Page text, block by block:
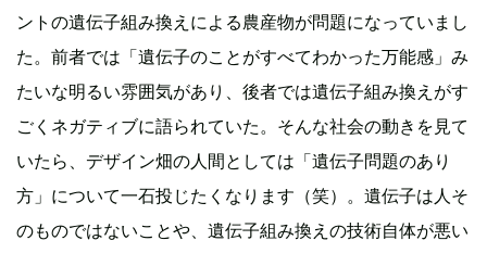
ントの遺伝子組み換えによる農産物が問題になっていまし
た。前者では「遺伝子のことがすべてわかった万能感」み
たいな明るい雰囲気があり、後者では遺伝子組み換えがす
ごくネガティブに語られていた。そんな社会の動きを見て
いたら、デザイン畑の人間としては「遺伝子問題のあり
方」について一石投じたくなります（笑）。遺伝子は人そ
のものではないことや、遺伝子組み換えの技術自体が悪い